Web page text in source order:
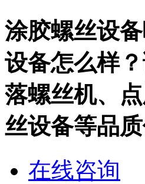
涂胶螺丝设
设备怎么样
落螺丝机、
丝设备等品
在线咨询